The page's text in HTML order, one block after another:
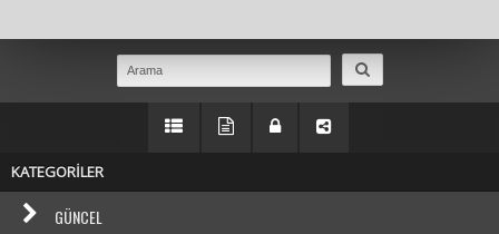
KATEGORİLER
GÜNCEL